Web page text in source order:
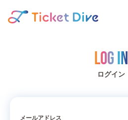
Log in
ログイン
メールアドレス